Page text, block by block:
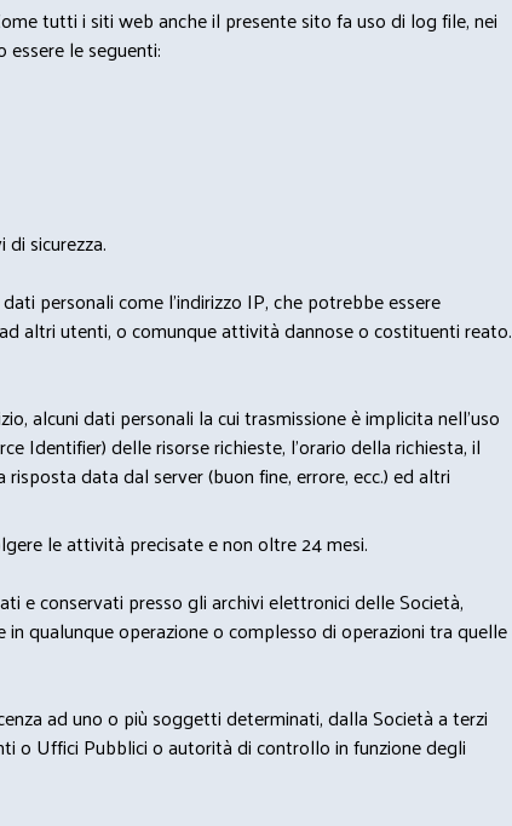
tutti i siti web anche il presente sito fa uso di log file, nei
le seguenti:
sicurezza.
personali come l'indirizzo IP, che potrebbe essere
altri utenti, o comunque attività dannose o costituenti reato.
alcuni dati personali la cui trasmissione è implicita nell'uso
Identifier) delle risorse richieste, l'orario della richiesta, il
data dal server (buon fine, errore, ecc.) ed altri
le attività precisate e non oltre 24 mesi.
e conservati presso gli archivi elettronici delle Società,
qualunque operazione o complesso di operazioni tra quelle
ad uno o più soggetti determinati, dalla Società a terzi
o Uffici Pubblici o autorità di controllo in funzione degli